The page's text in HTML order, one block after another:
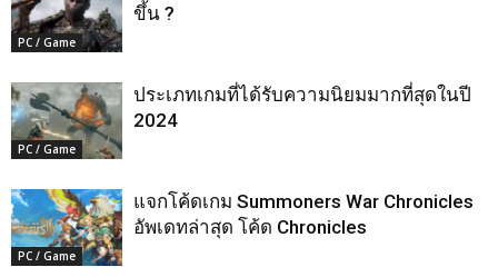
PC / Game
ขึ้น ?
PC / Game
ประเภทเกมที่ได้รับความนิยมมากที่สุดในปี
2024
PC / Game
แจกโค้ดเกม Summoners War Chronicles
อัพเดทล่าสุด โค้ด Chronicles